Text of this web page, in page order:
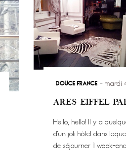
DOUCE FRANCE mardi
ARES EIFFEL
Hello, hello! Il y a
d’un joli hôtel dans
de séjourner 1 week-